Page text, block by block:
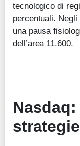
tecnologico di
percentuali.
una pausa
dell’area 11.600.